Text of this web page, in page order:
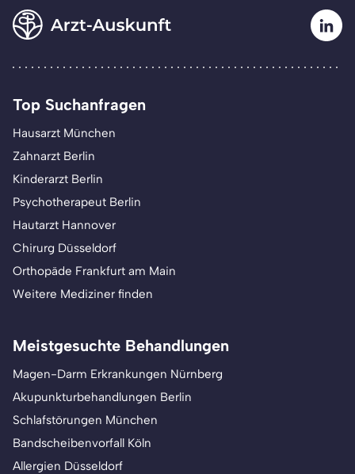
Top Suchanfragen
Hausarzt München
Zahnarzt Berlin
Kinderarzt Berlin
Psychotherapeut Berlin
Hautarzt Hannover
Chirurg Düsseldorf
Orthopäde Frankfurt am Main
Weitere Mediziner finden
Meistgesuchte Behandlungen
Magen-Darm Erkrankungen Nürnberg
Akupunkturbehandlungen Berlin
Schlafstörungen München
Bandscheibenvorfall Köln
Allergien Düsseldorf